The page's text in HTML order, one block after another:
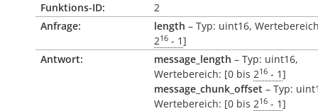
Funktions-ID:
2
Anfrage:
length – Typ: uint16,
216 - 1]
Antwort:
message_length – Typ: uint16,
Wertebereich: [0 bis 216 - 1]
message_chunk_offset – Typ:
Wertebereich: [0 bis 216 - 1]